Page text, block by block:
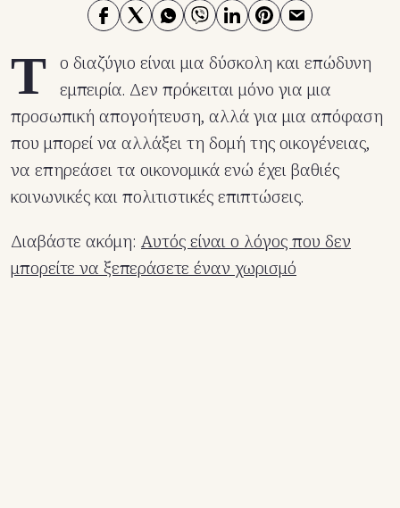
Τ ο διαζύγιο είναι μια δύσκολη και επώδυνη
εμπειρία. Δεν πρόκειται μόνο για μια
προσωπική απογοήτευση, αλλά για μια απόφαση
που μπορεί να αλλάξει τη δομή της οικογένειας,
να επηρεάσει τα οικονομικά ενώ έχει βαθιές
κοινωνικές και πολιτιστικές επιπτώσεις.
Διαβάστε ακόμη: Αυτός είναι ο λόγος που δεν
μπορείτε να ξεπεράσετε έναν χωρισμό